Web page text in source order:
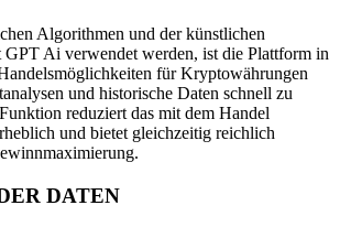
Algorithmen und der künstlichen
Ai verwendet werden, ist die Plattform in
für Kryptowährungen
und historische Daten schnell zu
reduziert das mit dem Handel
und bietet gleichzeitig reichlich
DATEN